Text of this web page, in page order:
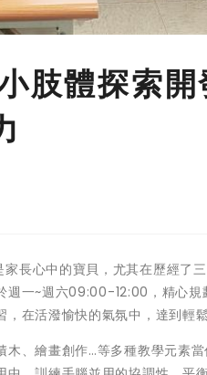
肢體探索
長心中的寶貝，尤其在歷經了
一~週六09:00-12:00，精心規
在活潑愉快的氣氛中，達到輕
、繪畫創作…等多種教學元素